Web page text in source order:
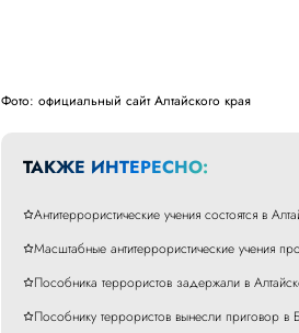
Фото: официальный сайт Алтайского края
ТАКЖЕ ИНТЕРЕСНО:
Антитеррористические учения состоятся в
Масштабные антитеррористические учения
Пособника террористов задержали в
Пособнику террористов вынесли приговор в